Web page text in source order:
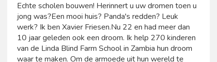
Echte scholen bouwen! Herinnert u uw dromen toen u
jong was?Een mooi huis? Panda's redden? Leuk
werk? Ik ben Xavier Friesen.Nu 22 en had meer dan
10 jaar geleden ook een droom. Ik help 270 kinderen
van de Linda Blind Farm School in Zambia hun droom
waar te maken. Om de armoede uit hun wereld te